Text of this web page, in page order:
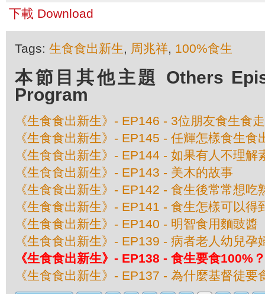
下載 Download
Tags: 生食食出新生, 周兆祥, 100%食生
本節目其他主題 Others
Program
《生食食出新生》- EP146 - 3位朋友食生食
《生食食出新生》- EP145 - 任輝怎樣食生食
《生食食出新生》- EP144 - 如果有人不理解
《生食食出新生》- EP143 - 美木的故事
《生食食出新生》- EP142 - 食生後常常想吃
《生食食出新生》- EP141 - 食生怎樣可以得
《生食食出新生》- EP140 - 明智食用麵豉醬
《生食食出新生》- EP139 - 病者老人幼兒孕
《生食食出新生》- EP138 - 食生要食100%？
《生食食出新生》- EP137 - 為什麼基督徒要